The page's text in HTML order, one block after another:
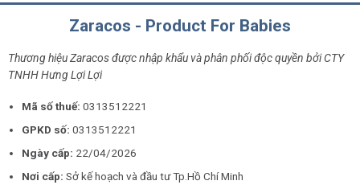
Zaracos - Product For Babies
Thương hiệu Zaracos được nhập khẩu và phân phối độc quyền bởi CTY
TNHH Hưng Lợi Lợi
Mã số thuế: 0313512221
GPKD số:0313512221
Ngày cấp: 22/04/2026
Nơi cấp:Sở kế hoạch và đầu tư Tp.Hồ Chí Minh